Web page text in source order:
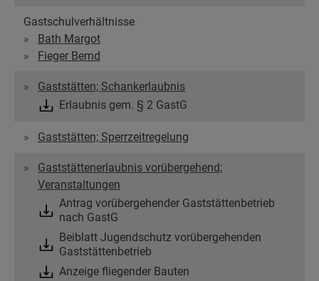
Gastschulverhältnisse
Bath Margot
Fieger Bernd
Gaststätten; Schankerlaubnis
Erlaubnis gem. § 2 GastG
Gaststätten; Sperrzeitregelung
Gaststättenerlaubnis vorübergehend;
Veranstaltungen
Antrag vorübergehender Gaststättenbetrieb
nach GastG
Beiblatt Jugendschutz vorübergehenden
Gaststättenbetrieb
Anzeige fliegender Bauten